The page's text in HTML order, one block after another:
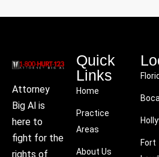
Attorney
Big Al is
here to
fight for the
rights of
Quick
Links
Home
Practice
Areas
About Us
Fort